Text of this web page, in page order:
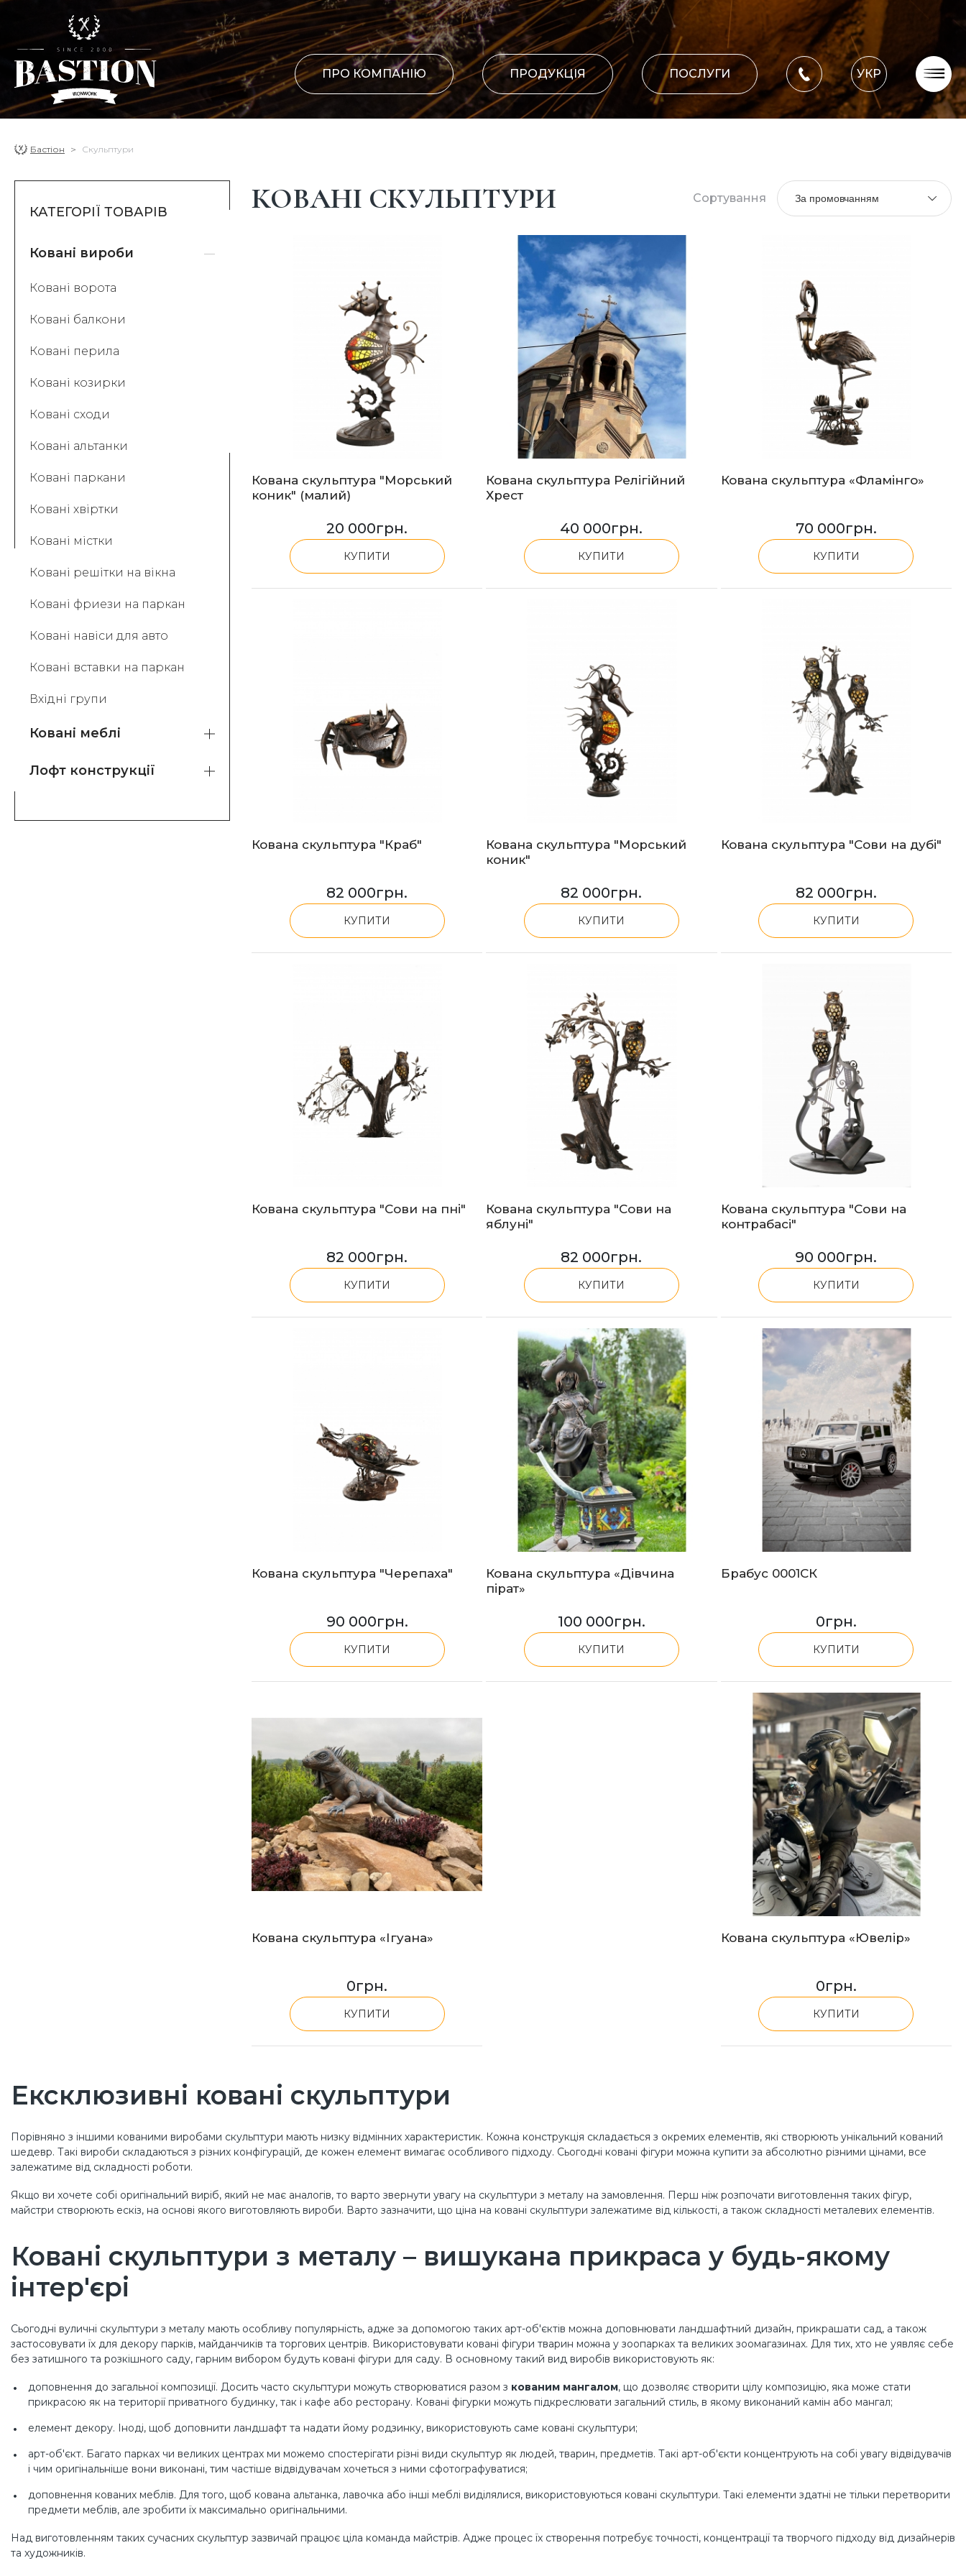
ПРО КОМПАНІЮ ПРОДУКЦІЯ ПОСЛУГИ УКР
Про компанію
Блог
Бастіон Скульптури
КАТЕГОРІЇ ТОВАРІВ
Ковані вироби
Ковані ворота
Ковані балкони
Ковані перила
Ковані козирки
Ковані сходи
Ковані альтанки
Ковані паркани
Ковані хвіртки
Ковані містки
Ковані решітки на вікна
Ковані фриези на паркан
Ковані навіси для авто
Ковані вставки на паркан
Вхідні групи
Ковані меблі
Лофт конструкції
КОВАНІ СКУЛЬПТУРИ Сортування За промовчанням
Кована скульптура "Морський
коник" (малий)
20 000грн.
КУПИТИ
Кована скульптура Релігійний
Хрест
40 000грн.
КУПИТИ
Кована скульптура «Фламінго»
70 000грн.
КУПИТИ
Кована скульптура "Краб"
82 000грн.
КУПИТИ
Кована скульптура "Морський
коник"
82 000грн.
КУПИТИ
Кована скульптура "Сови на дубі"
82 000грн.
КУПИТИ
Кована скульптура "Сови на пні"
82 000грн.
КУПИТИ
Кована скульптура "Сови на
яблуні"
82 000грн.
КУПИТИ
Кована скульптура "Сови на
контрабасі"
90 000грн.
КУПИТИ
Кована скульптура "Черепаха"
90 000грн.
КУПИТИ
Кована скульптура «Дівчина
пірат»
100 000грн.
КУПИТИ
Брабус 0001СК
0грн.
КУПИТИ
Кована скульптура «Ігуана»
0грн.
КУПИТИ
Кована скульптура «Ювелір»
0грн.
КУПИТИ
Ексклюзивні ковані скульптури
Порівняно з іншими кованими виробами скульптури мають низку відмінних характеристик. Кожна конструкція складається з окремих елементів, які створюють унікальний кований
шедевр. Такі вироби складаються з різних конфігурацій, де кожен елемент вимагає особливого підходу. Сьогодні ковані фігури можна купити за абсолютно різними цінами, все
залежатиме від складності роботи.
Якщо ви хочете собі оригінальний виріб, який не має аналогів, то варто звернути увагу на скульптури з металу на замовлення. Перш ніж розпочати виготовлення таких фігур,
майстри створюють ескіз, на основі якого виготовляють вироби. Варто зазначити, що ціна на ковані скульптури залежатиме від кількості, а також складності металевих елементів.
Ковані скульптури з металу – вишукана прикраса у будь-якому
інтер'єрі
Сьогодні вуличні скульптури з металу мають особливу популярність, адже за допомогою таких арт-об'єктів можна доповнювати ландшафтний дизайн, прикрашати сад, а також
застосовувати їх для декору парків, майданчиків та торгових центрів. Використовувати ковані фігури тварин можна у зоопарках та великих зоомагазинах. Для тих, хто не уявляє себе
без затишного та розкішного саду, гарним вибором будуть ковані фігури для саду. В основному такий вид виробів використовують як:
доповнення до загальної композиції. Досить часто скульптури можуть створюватися разом з кованим мангалом, що дозволяє створити цілу композицію, яка може стати
прикрасою як на території приватного будинку, так і кафе або ресторану. Ковані фігурки можуть підкреслювати загальний стиль, в якому виконаний камін або мангал;
елемент декору. Іноді, щоб доповнити ландшафт та надати йому родзинку, використовують саме ковані скульптури;
арт-об'єкт. Багато парках чи великих центрах ми можемо спостерігати різні види скульптур як людей, тварин, предметів. Такі арт-об'єкти концентрують на собі увагу відвідувачів
і чим оригінальніше вони виконані, тим частіше відвідувачам хочеться з ними сфотографуватися;
доповнення кованих меблів. Для того, щоб кована альтанка, лавочка або інші меблі виділялися, використовуються ковані скульптури. Такі елементи здатні не тільки перетворити
предмети меблів, але зробити їх максимально оригінальними.
Над виготовленням таких сучасних скульптур зазвичай працює ціла команда майстрів. Адже процес їх створення потребує точності, концентрації та творчого підходу від дизайнерів
та художників.